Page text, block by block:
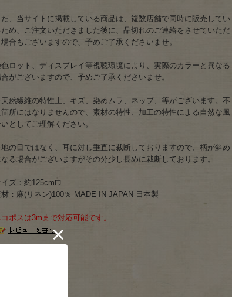
た、当サイトに掲載している商品は、複数店舗で同時に販売してい
ため、ご注文いただきました後に、品切れのご連絡をさせていただ
場合もございますので、予めご了承くださいませ。
ロット、ディスプレイ等視聴環境により、実際のカラーと異なる
がございますので、予めご了承くださいませ。
然繊維の特性上、キズ、染めムラ、ネップ、等がございます。不
箇所にはなりませんので、素材の特性、加工の特性による自然な風
としてご理解ください。
の目ではなく、耳に対し垂直に裁断しておりますので、柄が斜め
なる場合がございますがその分少し長めに裁断しております。
イズ：約125cm巾
材：麻(リネン)100％ MADE IN JAPAN 日本製
コポスは3mまで対応可能です。